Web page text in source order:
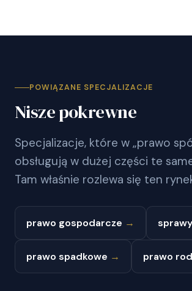
POWIĄZANE SPECJALIZACJE
Nisze pokrewne
Specjalizacje, które w „prawo
obsługują w dużej części te
Tam właśnie rozlewa się ten
prawo gospodarcze →
prawo spadkowe → prawo